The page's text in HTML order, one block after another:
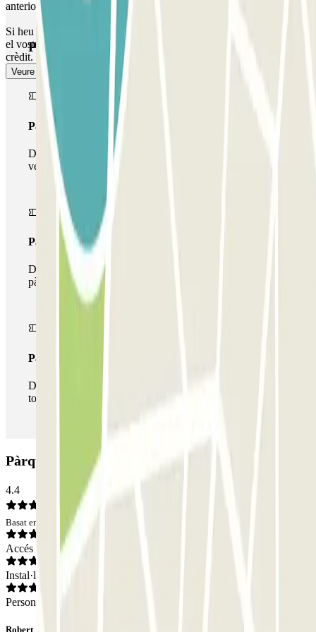
anteriorment per entrar i sortir.
Si heu excedit el temps d'estada: aneu al caixer automàtic i indiqueu
el vostre número de matrícula per abonar l'excés amb targeta de
crèdit. L'excés es calcula a preu de tarifa de l'aparcament.
Veure més
Productes de Parclick
Passi simple
Durant la teva estada podràs entrar i sortir una única
vegada al pàrquing
Passi multipàrquing
Durant la teva estada podràs fer ús de tota la xarxa de
pàrquings d'aquest operador disponibles a Parclick.
Passi il·limitat
Durant la teva estada podràs entrar i sortir del pàrquing
totes les vegades que vulguis.
Pàrquing Valladolid Centro - Doctrinos: Opinions
4.4
Basat en 8 opinions
Accés
Instal·lacions
Personal
Robert